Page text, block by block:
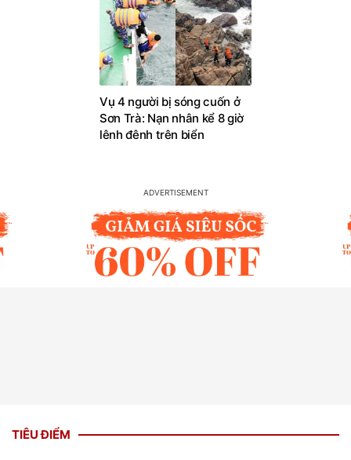
Vụ 4 người bị sóng cuốn ở
Sơn Trà: Nạn nhân kể 8 giờ
lênh đênh trên biển
TIÊU ĐIỂM